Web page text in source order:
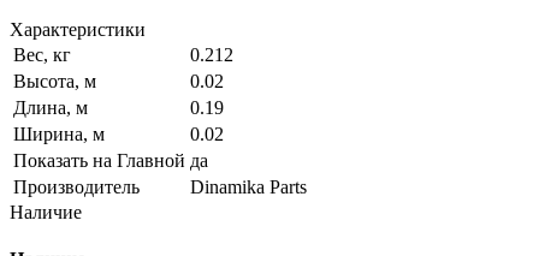
Характеристики
Вес, кг
0.212
Высота, м
0.02
Длина, м
0.19
Ширина, м
0.02
Показать на Главной да
Производитель
Dinamika Parts
Наличие